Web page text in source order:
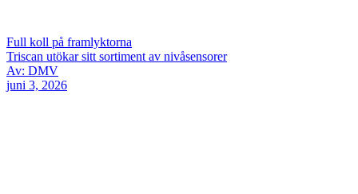
Full koll på framlyktorna
Triscan utökar sitt sortiment av nivåsensorer
Av: DMV
juni 3, 2026